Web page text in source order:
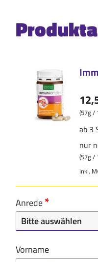
(57g /
ab 3
nur
(57g /
inkl.
Anrede
Vorname